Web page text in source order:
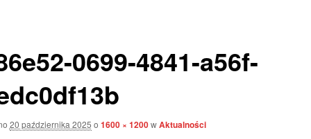
0699-4841-a56f-
20 października 2025 o 1600 × 1200wAktualności